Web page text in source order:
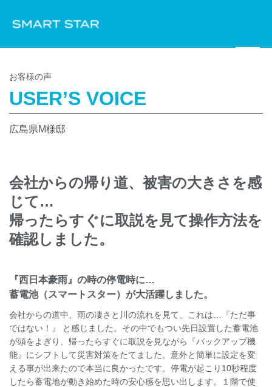
お客様の声
USER’S VOICE
広島県M様邸
会社からの帰り道、被害の大きさを感
じて…
帰ったらすぐに取説を見て操作方法を
確認しました。
『西日本豪雨』の時の停電時に…
蓄電池（スマートスター）が大活躍しました。
会社からの道中、雨の凄さと川の流れを見て、これは…『ただ事
ではない！』 と感じました。その中でもつい先日設置した蓄電池
が頭をよぎり、帰ったらすぐに取説を見ながら『バックアップ機
能』にシフトして災害対策をたてました。意外と簡単に設定を変
える事が出来たので本当に良かったです。停電が起こり10秒程度
したら蓄電地が動き始めた時の安心感を思い出します。１階で使